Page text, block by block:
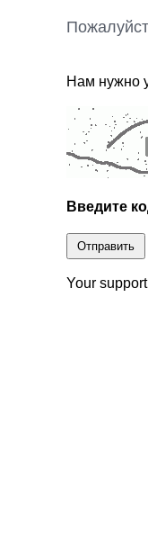
Нам нужно
Введите
Отправить
Your